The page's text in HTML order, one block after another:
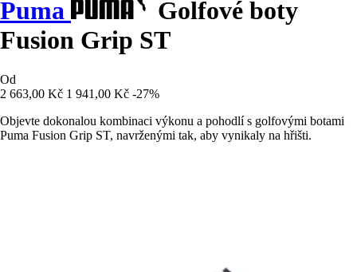
Puma
Golfové boty
Fusion Grip ST
Od
2 663,00 Kč 1 941,00 Kč -27%
Objevte dokonalou kombinaci výkonu a pohodlí s golfovými botami
Puma Fusion Grip ST, navrženými tak, aby vynikaly na hřišti.